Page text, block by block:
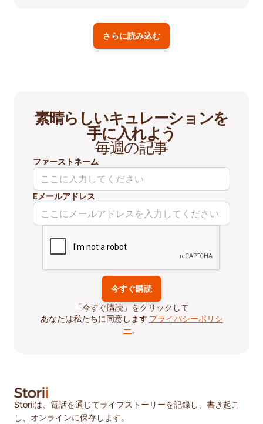
さらに読み込む
素晴らしいキュレーションを
手に入れよう
毎週の記事
ファーストネーム
Eメールアドレス
「今すぐ購読」をクリックして
あなたは私たちに同意します プライバシーポリシ
ー。
Storiiは、電話を通じてライフストーリーを記録し、書き起こ
し、オンラインに保存します。